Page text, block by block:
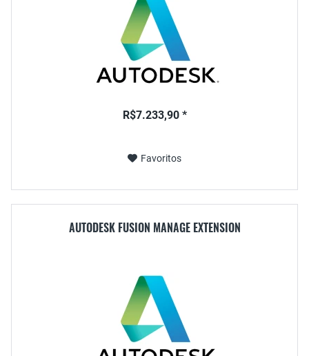
R$7.233,90 *
Favoritos
AUTODESK FUSION MANAGE EXTENSION